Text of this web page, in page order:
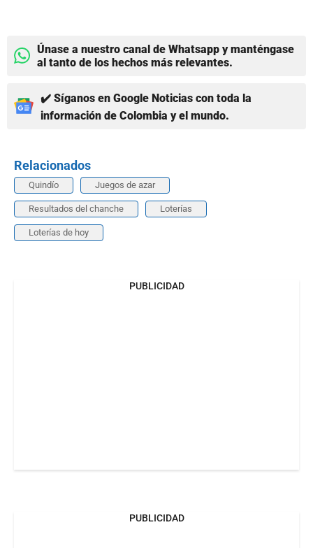
Únase a nuestro canal de Whatsapp y manténgase
al tanto de los hechos más relevantes.
✔️ Síganos en Google Noticias con toda la
información de Colombia y el mundo.
Relacionados
Quindío Juegos de azar
Resultados del chanche Loterías
Loterías de hoy
PUBLICIDAD
PUBLICIDAD